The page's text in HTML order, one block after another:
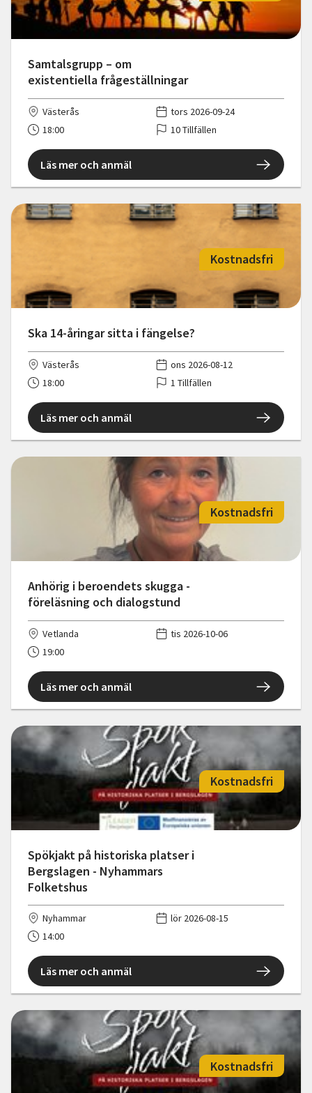
Samtalsgrupp – om
existentiella frågeställningar
Västerås
tors 2026-09-24
18:00
10 Tillfällen
Läs mer och anmäl
Ska 14-åringar sitta i fängelse?
Kostnadsfri
Västerås
ons 2026-08-12
18:00
1 Tillfällen
Läs mer och anmäl
Anhörig i beroendets skugga -
föreläsning och dialogstund
Kostnadsfri
Vetlanda
tis 2026-10-06
19:00
Läs mer och anmäl
Spökjakt på historiska platser i
Bergslagen - Nyhammars
Folketshus
Kostnadsfri
Nyhammar
lör 2026-08-15
14:00
Läs mer och anmäl
Kostnadsfri